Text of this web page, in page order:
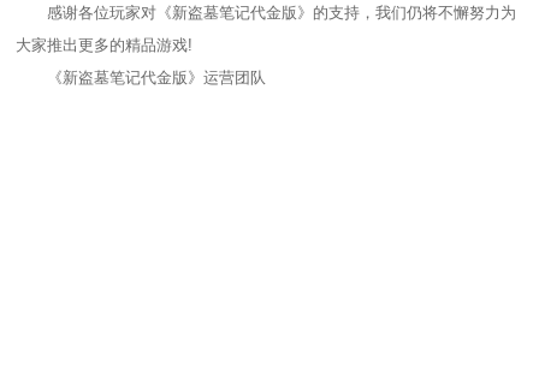
感谢各位玩家对《新盗墓笔记代金版》的支持，我们仍将不懈努力为
大家推出更多的精品游戏!
《新盗墓笔记代金版》运营团队